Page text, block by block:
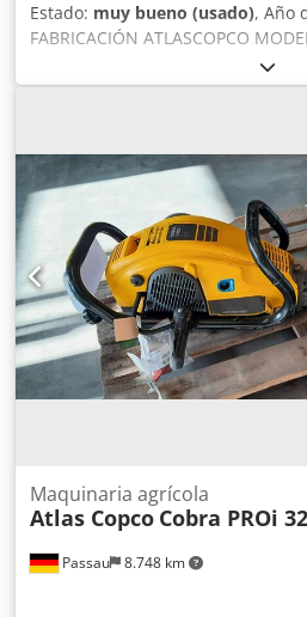
Estado: muy bueno (usado), Año
FABRICACIÓN ATLASCOPCO
DE SERIE APF195117 AÑO 2014
(m³/min) 4,82-26,70 PRESIÓN (bar)
(FUNCIONAMIENTO/TOTAL) 67773
INTERCAMBIADOR no Dsdpozl S
REFRIGERACIÓN (AIRE/AGUA) aire
no DOCUMENTACIÓN no
USADO
Passau 8.748 km
Maquinaria agrícola
Atlas Copco Cobra PROi